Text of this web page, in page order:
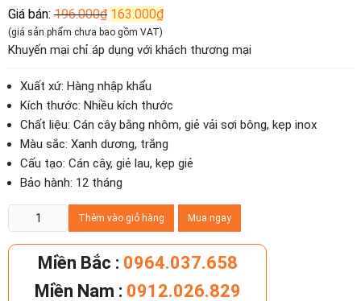
Giá bán: 196.000₫ Giá
gốc
là:
196.000₫.
163.000₫Giá
hiện
là:
(giá sản phẩm chưa bao gồm VAT)
Khuyến mại chỉ áp dụng với khách thương mại
Xuất xứ: Hàng nhập khẩu
Kích thước: Nhiều kích thước
Chất liệu: Cán cây bằng nhôm, giẻ vải sợi bông, kẹp inox
Màu sắc: Xanh dương, trắng
Cấu tạo: Cán cây, giẻ lau, kẹp giẻ
Bảo hành: 12 tháng
lau
khô
Thêm vào giỏ hàng Mua ngay
Miền Bắc : 0964.037.658
Miền Nam : 0912.026.829